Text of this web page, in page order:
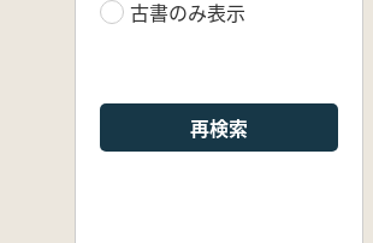
古書のみ表示
再検索